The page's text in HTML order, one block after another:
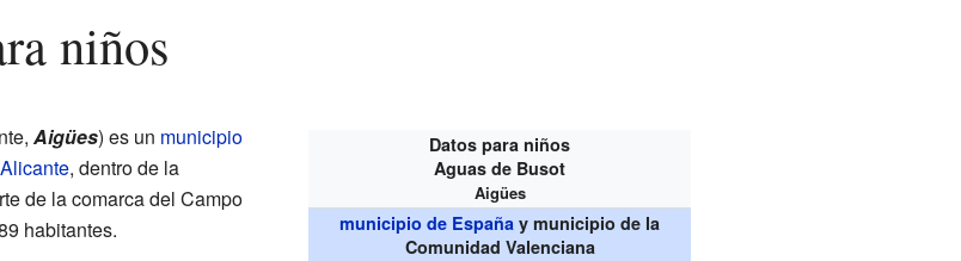
niños
Datos para niños
Aguas de Busot
Aigües
municipio de España y municipio de la
Comunidad Valenciana
Aigües) es un municipio
, dentro de la
de la comarca del Campo
habitantes.